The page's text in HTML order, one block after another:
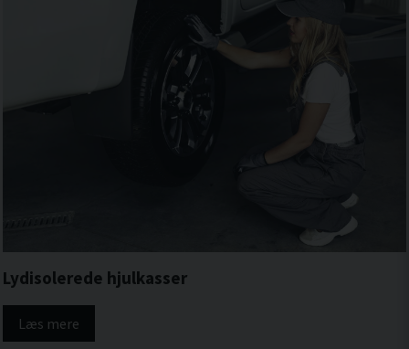
Lydisolerede hjulkasser
Læs mere